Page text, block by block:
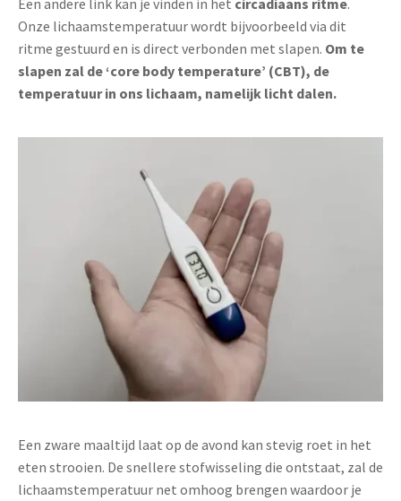
Onze lichaamstemperatuur wordt bijvoorbeeld via dit
ritme gestuurd en is direct verbonden met slapen. Om te
slapen zal de ‘core body temperature’ (CBT), de
temperatuur in ons lichaam, namelijk licht dalen.
Een zware maaltijd laat op de avond kan stevig roet in het
eten strooien. De snellere stofwisseling die ontstaat, zal de
lichaamstemperatuur net omhoog brengen waardoor je